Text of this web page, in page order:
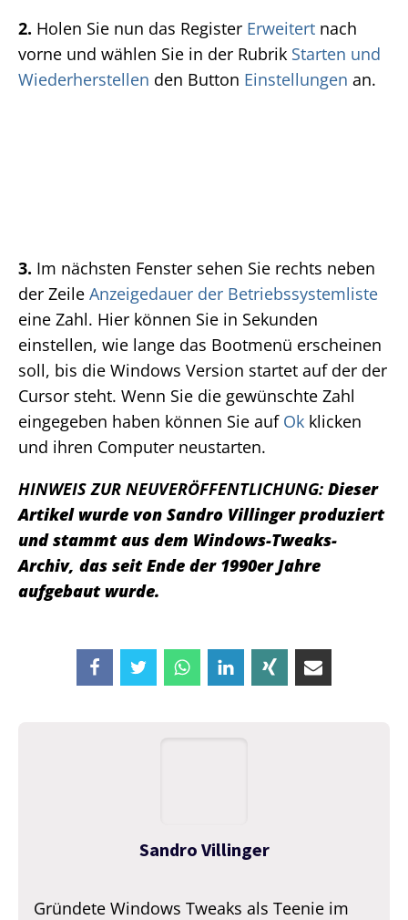
2. Holen Sie nun das Register Erweitert nach
vorne und wählen Sie in der Rubrik Starten und
Wiederherstellen den Button Einstellungen an.
3. Im nächsten Fenster sehen Sie rechts neben
der Zeile Anzeigedauer der Betriebssystemliste
eine Zahl. Hier können Sie in Sekunden
einstellen, wie lange das Bootmenü erscheinen
soll, bis die Windows Version startet auf der der
Cursor steht. Wenn Sie die gewünschte Zahl
eingegeben haben können Sie auf Ok klicken
und ihren Computer neustarten.
HINWEIS ZUR NEUVERÖFFENTLICHUNG: Dieser
Artikel wurde von Sandro Villinger produziert
und stammt aus dem Windows-Tweaks-
Archiv, das seit Ende der 1990er Jahre
aufgebaut wurde.
Sandro Villinger
Gründete Windows Tweaks als Teenie im